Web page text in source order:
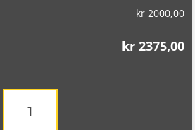
kr2000,00
kr2375,00
Michelin
Agilis